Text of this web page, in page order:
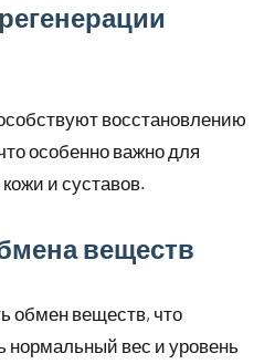
восстановлению
особенно важно для
и суставов.
веществ
обмен веществ, что
нормальный вес и уровень